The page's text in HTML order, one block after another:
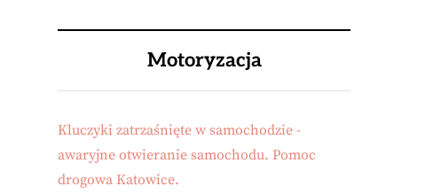
Motoryzacja
Kluczyki zatrzaśnięte w samochodzie -
awaryjne otwieranie samochodu. Pomoc
drogowa Katowice.